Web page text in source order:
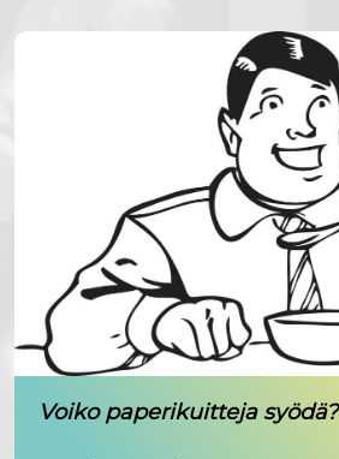
Voiko paperikuitteja syödä?